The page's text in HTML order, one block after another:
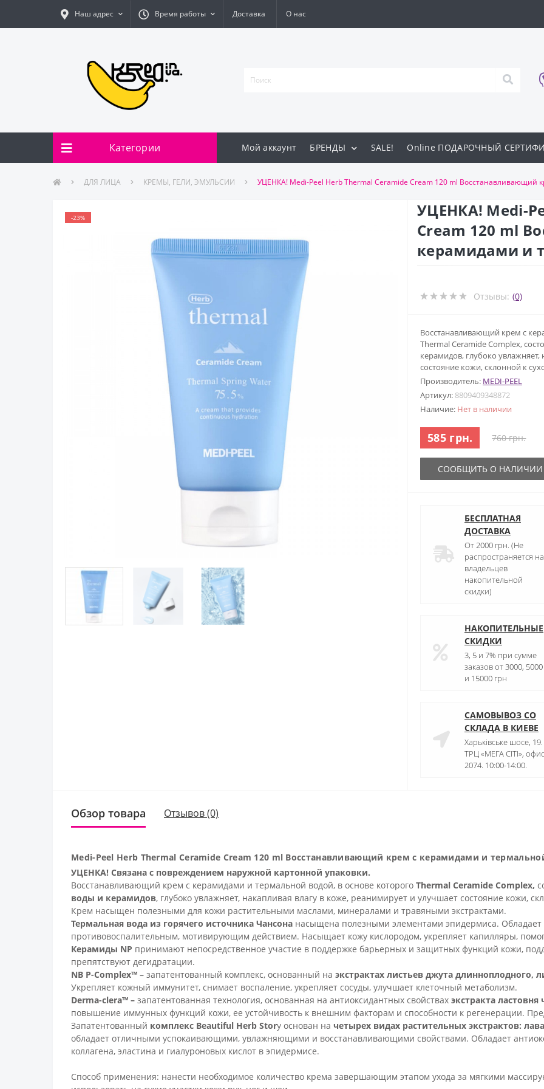
Наш адрес Время работы Доставка О нас
Категории Мой аккаунт БРЕНДЫ SALE! Online ПОДАРОЧНЫЙ
ДЛЯ ЛИЦА КРЕМЫ, ГЕЛИ, ЭМУЛЬСИИ УЦЕНКА! Medi-Peel Herb Thermal Ceramide Cream 120 ml Восстанавливающий
-23%
УЦЕНКА! Medi-
Cream 120 ml
керамидами и
Отзывы: (0)
Восстанавливающий крем с
Thеrmal Ceramide Complex,
керамидов, глубоко
состояние кожи, склонной к
Производитель: MEDI-PEEL
Артикул: 8809409348872
Наличие: Нет в наличии
585 грн. 760 грн.
СООБЩИТЬ О НАЛИЧИИ
БЕСПЛАТНАЯ
ДОСТАВКА
От 2000 грн. (Не
распространяется на
владельцев
накопительной
скидки)
НАКОПИТЕЛЬНЫЕ
СКИДКИ
3, 5 и 7% при сумме
заказов от 3000, 5000
и 15000 грн
САМОВЫВОЗ СО
СКЛАДА В КИЕВЕ
Харьківське шосе, 19.
ТРЦ «МЕГА СІТІ», офис
2074. 10:00-14:00.
Обзор товара Отзывов (0)
Medi-Peel Herb Thermal Ceramide Cream 120 ml Восстанавливающий крем с керамидами и
УЦЕНКА! Связана с повреждением наружной картонной упаковки.
Восстанавливающий крем с керамидами и термальной водой, в основе которого Thеrmal Ceramide Complex,
воды и керамидов, глубоко увлажняет, накапливая влагу в коже, реанимирует и улучшает состояние кожи,
Крем насыщен полезными для кожи растительными маслами, минералами и травяными экстрактами.
Термальная вода из горячего источника Чансона насыщена полезными элементами эпидермиса.
противовоспалительным, мотивирующим действием. Насыщает кожу кислородом, укрепляет капилляры,
Керамиды NP принимают непосредственное участие в поддержке барьерных и защитных функций кожи,
препятствуют дегидратации.
NB P-Complex™ – запатентованный комплекс, основанный на экстрактах листьев джута длинноплодного,
Укрепляет кожный иммунитет, снимает воспаление, укрепляет сосуды, улучшает клеточный метаболизм.
Derma-clera™ – запатентованная технология, основанная на антиоксидантных свойствах экстракта
повышение иммунных функций кожи, ее устойчивость к внешним факторам и способности к регенерации.
Запатентованный комплекс Beautiful Herb Story основан на четырех видах растительных экстрактов:
обладает отличными успокаивающими, увлажняющими и восстанавливающими свойствами. Обладает
коллагена, эластина и гиалуроновых кислот в эпидермисе.
Способ применения: нанести необходимое количество крема завершающим этапом ухода за мягкими